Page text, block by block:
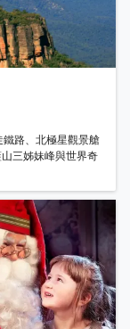
路、北極星觀景艙
三姊妹峰與世界奇